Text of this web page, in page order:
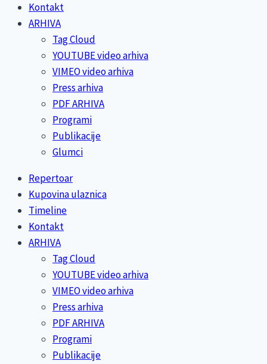
Kontakt
ARHIVA
Tag Cloud
YOUTUBE video arhiva
VIMEO video arhiva
Press arhiva
PDF ARHIVA
Programi
Publikacije
Glumci
Repertoar
Kupovina ulaznica
Timeline
Kontakt
ARHIVA
Tag Cloud
YOUTUBE video arhiva
VIMEO video arhiva
Press arhiva
PDF ARHIVA
Programi
Publikacije